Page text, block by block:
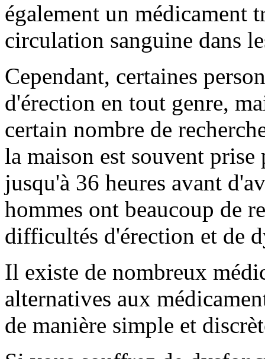
également un médicament
circulation sanguine dans
Cependant, certaines
d'érection en tout genre,
certain nombre de
la maison est souvent
jusqu'à 36 heures avant
hommes ont beaucoup de
difficultés d'érection et de
Il existe de nombreux
alternatives aux
de manière simple et